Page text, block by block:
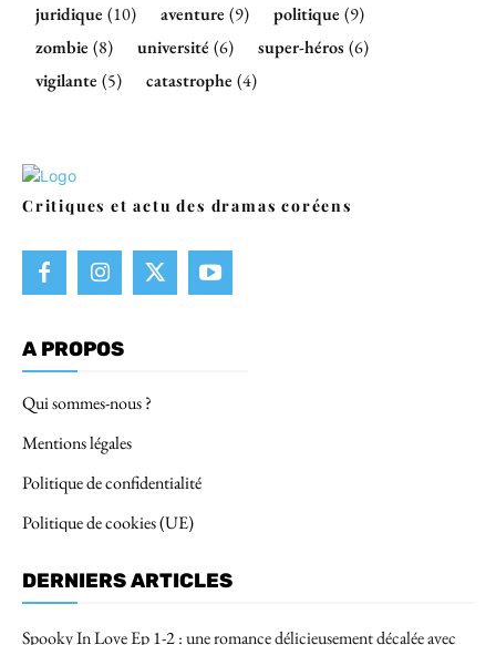
juridique (10) aventure (9) politique (9)
zombie (8) université (6) super-héros (6)
vigilante (5) catastrophe (4)
Critiques et actu des dramas coréens
A PROPOS
Qui sommes-nous ?
Mentions légales
Politique de confidentialité
Politique de cookies (UE)
DERNIERS ARTICLES
Spooky In Love Ep 1-2 : une romance délicieusement décalée avec